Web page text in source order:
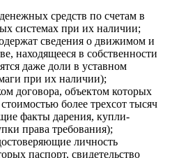
средств по счетам в
системах при их наличии;
сведения о движимом и
находящееся в собственности
даже доли в уставном
при их наличии);
договора, объектом которых
более трехсот тысяч
факты дарения, купли-
права требования);
личность
паспорт, свидетельство